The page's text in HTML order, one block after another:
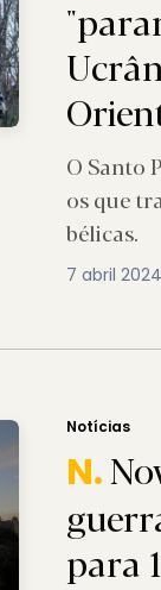
O Santo
os que
bélicas.
7 abril 2024
Notícias
N.
para